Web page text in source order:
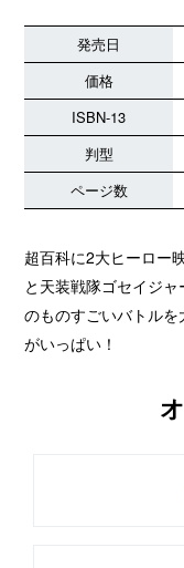
発売日
価格
ISBN-13
判型
ページ数
超百科に2大ヒーロー
と天装戦隊ゴセイジ
のものすごいバトル
がいっぱい！